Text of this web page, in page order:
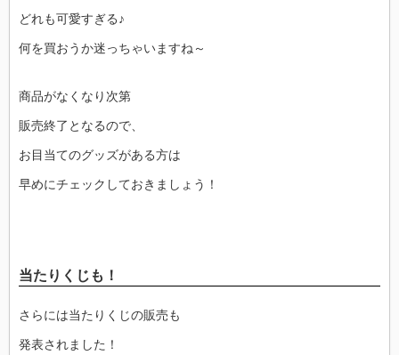
どれも可愛すぎる♪
何を買おうか迷っちゃいますね～
商品がなくなり次第
販売終了となるので、
お目当てのグッズがある方は
早めにチェックしておきましょう！
当たりくじも！
さらには当たりくじの販売も
発表されました！